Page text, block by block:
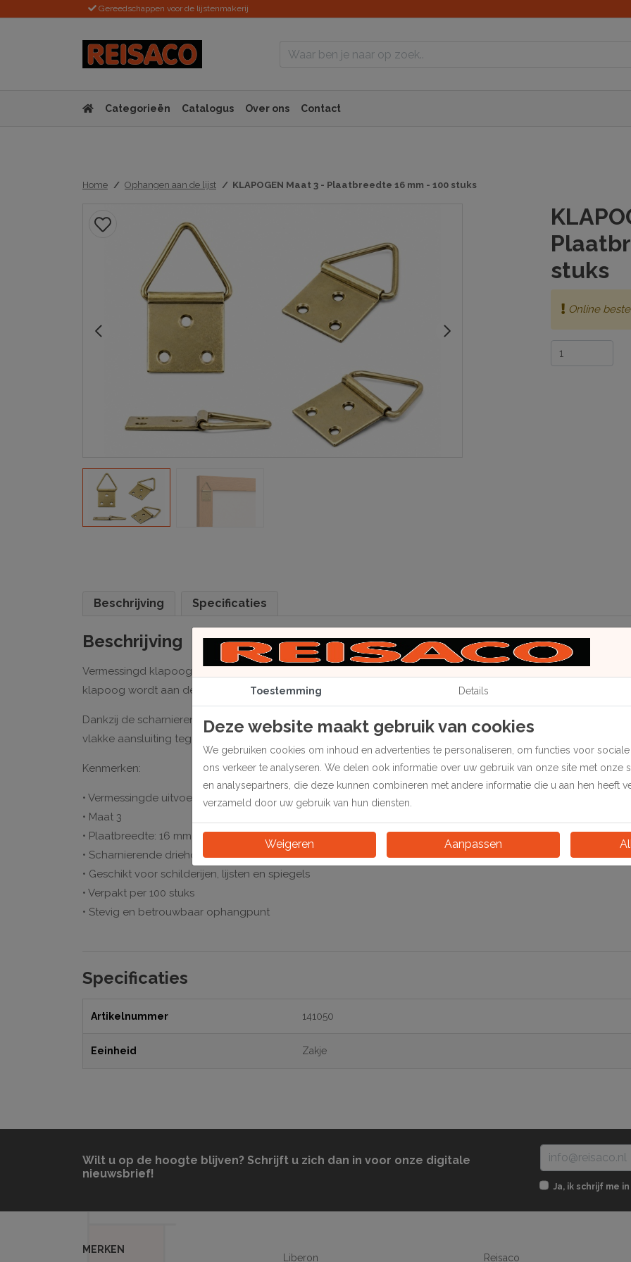
Gereedschappen voor de lijstenmakerij
Categorieën Catalogus Over ons Contact
Home Ophangen aan de lijst KLAPOGEN Maat 3 - Plaatbreedte 16 mm - 100 stuks
stuks
Online
Beschrijving Specificaties
Beschrijving
Vermessingd klapoog met scharnierende driehoekige beugel voor het ophangen van schilderijen,
klapoog wordt aan de achterzijde van de lijst of het frame bevestigd en vormt een stevig ophangpunt voor
Dankzij de scharnierende constructie klapt de beugel automatisch plat wanneer de lijst tegen de muur
vlakke aansluiting tegen de wand. Veel toegepast in de lijstenmakerij en bij de montage van houten lijsten en
Kenmerken:
• Vermessingde uitvoering
• Maat 3
• Plaatbreedte: 16 mm
• Scharnierende driehoekige beugel
• Geschikt voor schilderijen, lijsten en spiegels
• Verpakt per 100 stuks
• Stevig en betrouwbaar ophangpunt
Specificaties
Artikelnummer 141050
Eeinheid Zakje
Wilt u op de hoogte blijven? Schrijft u zich dan in voor onze digitale
nieuwsbrief!
Ja, ik schrijf me
MERKEN
Liberon Reisaco
Toestemming Details
Deze website maakt gebruik van cookies
We gebruiken cookies om inhoud en advertenties te personaliseren, om functies voor
ons verkeer te analyseren. We delen ook informatie over uw gebruik van onze site met onze
en analysepartners, die deze kunnen combineren met andere informatie die u aan hen heeft
verzameld door uw gebruik van hun diensten.
Weigeren Aanpassen